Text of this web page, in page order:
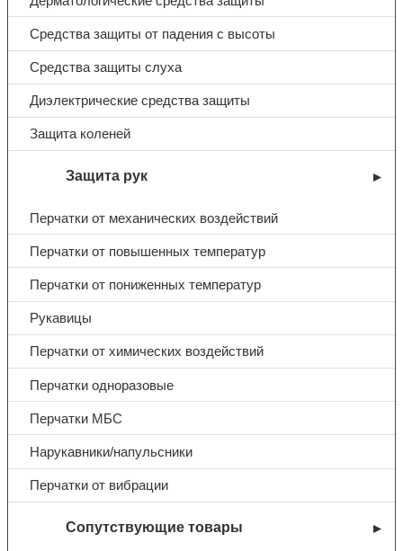
Средства защиты от падения с высоты
Средства защиты слуха
Диэлектрические средства защиты
Защита коленей
Защита рук
Перчатки от механических воздействий
Перчатки от повышенных температур
Перчатки от пониженных температур
Рукавицы
Перчатки от химических воздействий
Перчатки одноразовые
Перчатки МБС
Нарукавники/напульсники
Перчатки от вибрации
Сопутствующие товары